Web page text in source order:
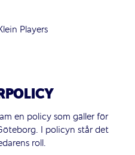
Players
en policy som gäller för
I policyn står det
roll.